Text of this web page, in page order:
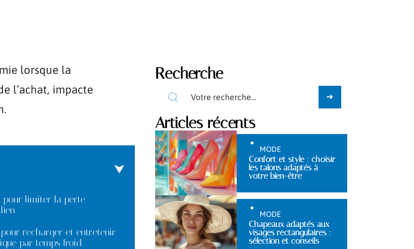
lorsque la
l’achat, impacte
pour limiter la perte
recharger et entretenir
par temps froid
Recherche
Articles récents
MODE
Confort et style : choisir
les talons adaptés à
votre bien-être
MODE
Chapeaux adaptés aux
visages rectangulaires :
sélection et conseils